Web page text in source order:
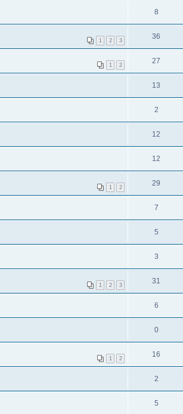
8
1 2 3 36
1 2 27
13
2
12
12
1 2 29
7
5
3
1 2 3 31
6
0
1 2 16
2
5